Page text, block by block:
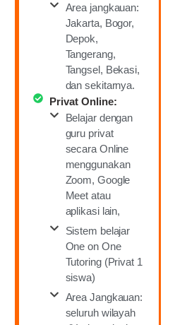
Area jangkauan:
Jakarta, Bogor,
Depok,
Tangerang,
Tangsel, Bekasi,
dan sekitarnya.
Privat Online:
Belajar dengan
guru privat
secara Online
menggunakan
Zoom, Google
Meet atau
aplikasi lain,
Sistem belajar
One on One
Tutoring (Privat 1
siswa)
Area Jangkauan:
seluruh wilayah